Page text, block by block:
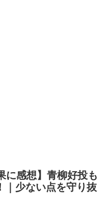
に感想】青柳好投も
｜少ない点を守り抜